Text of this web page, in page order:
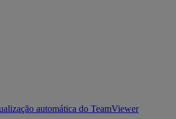
automática do TeamViewer